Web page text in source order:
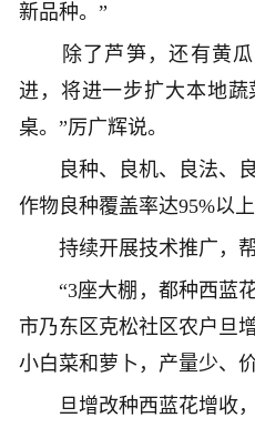
新品种。”
除了芦笋，还有黄瓜
进，将进一步扩大本地
桌。”厉广辉说。
良种、良机、良法、良
作物良种覆盖率达95%以上
持续开展技术推广，
“3座大棚，都种西蓝花
市乃东区克松社区农户旦
小白菜和萝卜，产量少、
旦增改种西蓝花增收，